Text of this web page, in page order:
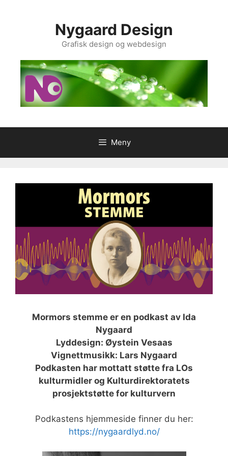
Nygaard Design
Grafisk design og webdesign
Meny
Mormors stemme er en podkast av Ida
Nygaard
Lyddesign: Øystein Vesaas
Vignettmusikk: Lars Nygaard
Podkasten har mottatt støtte fra LOs
kulturmidler og Kulturdirektoratets
prosjektstøtte for kulturvern
Podkastens hjemmeside finner du her:
https://nygaardlyd.no/